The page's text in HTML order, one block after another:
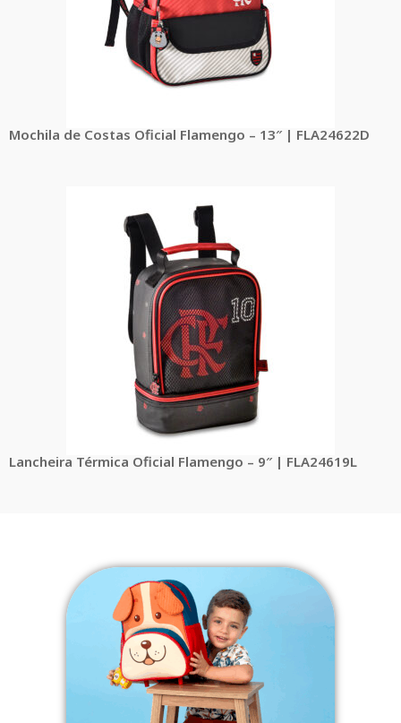
Mochila de Costas Oficial Flamengo – 13″ | FLA24622D
Lancheira Térmica Oficial Flamengo – 9″ | FLA24619L